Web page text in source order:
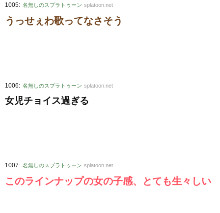
1005: 名無しのスプラトゥーン splatoon.net
うっせぇわ歌ってなさそう
1006: 名無しのスプラトゥーン splatoon.net
女児チョイス過ぎる
1007: 名無しのスプラトゥーン splatoon.net
このラインナップの女の子感、とても生々しい